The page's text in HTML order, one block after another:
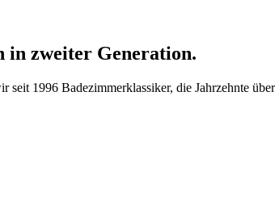
in zweiter Generation.
seit 1996 Badezimmerklassiker, die Jahrzehnte